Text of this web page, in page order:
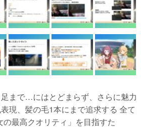
まで…にはとどまらず、さらに魅力
現、髪の毛1本にまで追求する 全て
最高クオリティ」を目指すた